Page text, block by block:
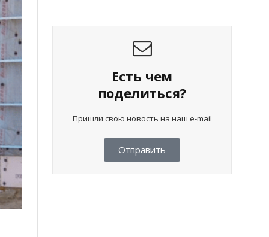
Есть чем
поделиться?
Пришли свою новость на наш e-mail
Отправить